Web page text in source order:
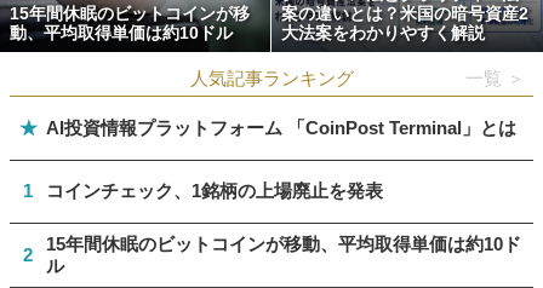
15年間休眠のビットコインが移
動、平均取得単価は約10ドル
案の違いとは？米国の暗号資産2
大法案をわかりやすく解説
人気記事ランキング 一覧 ＞
★ AI投資情報プラットフォーム 「CoinPost Terminal」とは
1 コインチェック、1銘柄の上場廃止を発表
2
15年間休眠のビットコインが移動、平均取得単価は約10ド
ル